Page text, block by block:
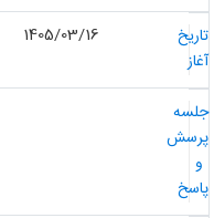
1405/03/16